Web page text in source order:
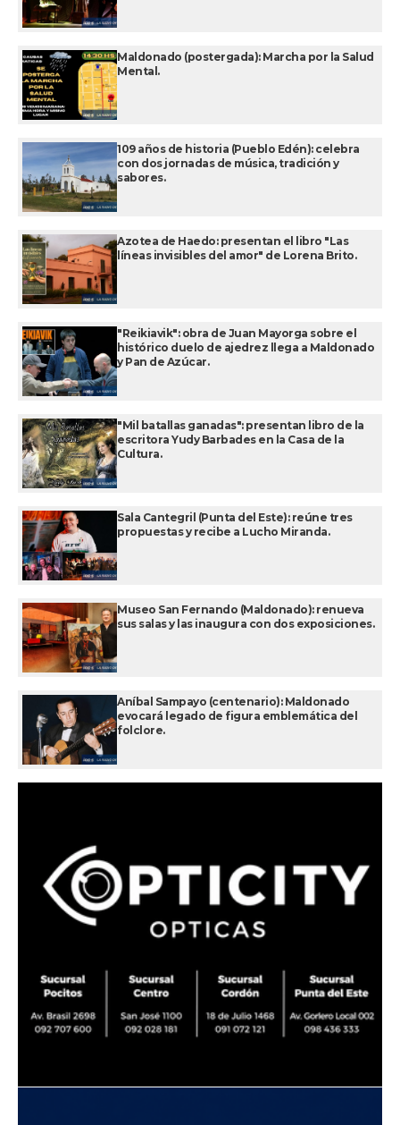
Maldonado (postergada): Marcha por la Salud
Mental.
109 años de historia (Pueblo Edén): celebra
con dos jornadas de música, tradición y
sabores.
Azotea de Haedo: presentan el libro "Las
líneas invisibles del amor" de Lorena Brito.
"Reikiavik": obra de Juan Mayorga sobre el
histórico duelo de ajedrez llega a Maldonado
y Pan de Azúcar.
"Mil batallas ganadas": presentan libro de la
escritora Yudy Barbades en la Casa de la
Cultura.
Sala Cantegril (Punta del Este): reúne tres
propuestas y recibe a Lucho Miranda.
Museo San Fernando (Maldonado): renueva
sus salas y las inaugura con dos exposiciones.
Aníbal Sampayo (centenario): Maldonado
evocará legado de figura emblemática del
folclore.